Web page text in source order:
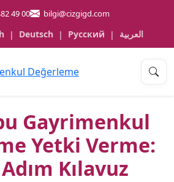
49 00 bilgi@cizgigd.com
| Deutsch | Русский | العربية
Gayrimenkul
Yetki Verme:
Kılavuz